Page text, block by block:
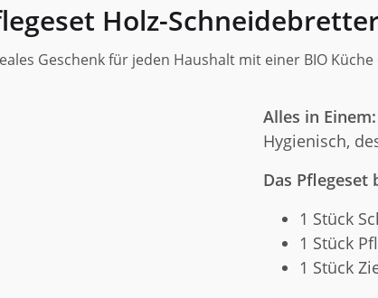
Holz-
Geschenk für jeden Haushalt mit einer BIO
Alles in Einem:
Hygienisch,
Das Pflegeset
1 Stück
1 Stück
1 Stück